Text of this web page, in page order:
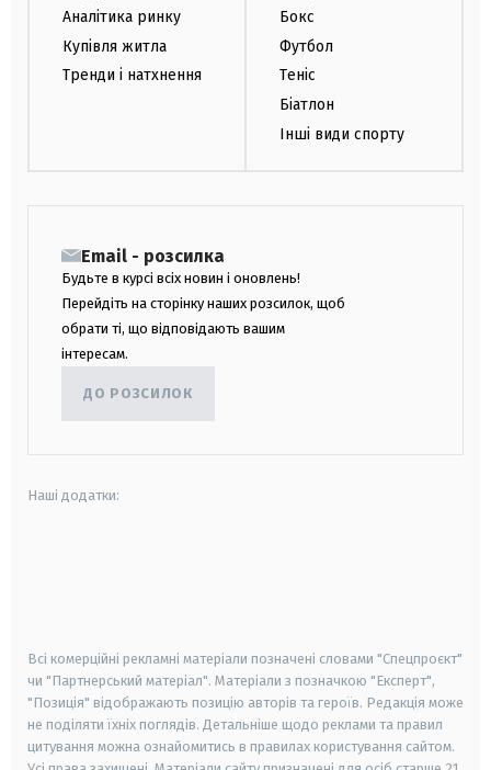
Аналітика ринку
Купівля житла
Тренди і натхнення
Бокс
Футбол
Теніс
Біатлон
Інші види спорту
Email - розсилка
Будьте в курсі всіх новин і оновлень!
Перейдіть на сторінку наших розсилок, щоб
обрати ті, що відповідають вашим
інтересам.
ДО РОЗСИЛОК
Наші додатки:
Всі комерційні рекламні матеріали позначені словами "Спецпроєкт"
чи "Партнерський матеріал". Матеріали з позначкою "Експерт",
"Позиція" відображають позицію авторів та героїв. Редакція може
не поділяти їхніх поглядів. Детальніше щодо реклами та правил
цитування можна ознайомитись в правилах користування сайтом.